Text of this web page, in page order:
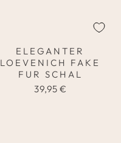
ELEGANTER
LOEVENICH FAKE
FUR SCHAL
39,95 €